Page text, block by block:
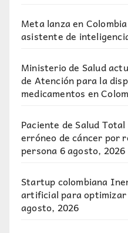
Meta lanza en
asistente de
Ministerio de Salud
de Atención para la
medicamentos en
Paciente de Salud
erróneo de cáncer por
persona6 agosto, 2026
Startup colombiana
artificial para
agosto, 2026